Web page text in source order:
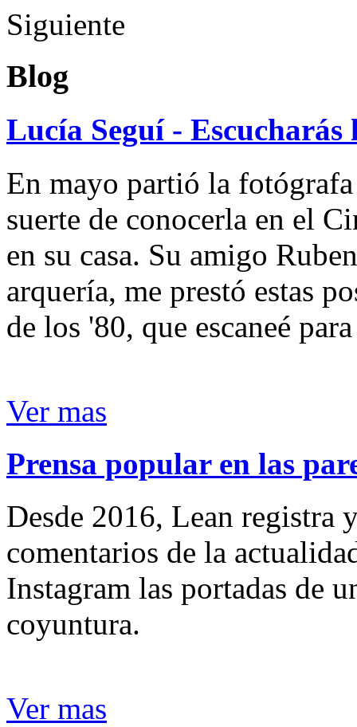
Siguiente
Blog
Lucía Seguí - Escucharás
En mayo partió la
suerte de conocerla en el
en su casa. Su amigo
arquería, me prestó estas
de los '80, que escaneé
Ver mas
Prensa popular en las
Desde 2016, Lean registra
comentarios de la
Instagram las portadas de
coyuntura.
Ver mas